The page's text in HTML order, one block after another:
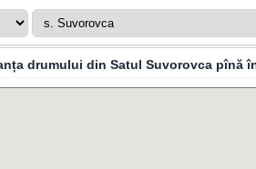
drumului din Satul Suvorovca pînă